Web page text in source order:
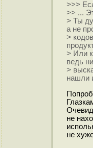
>>>
>> ...
> Ты
а не
>
> Или
ведь
>
нашли
не
не